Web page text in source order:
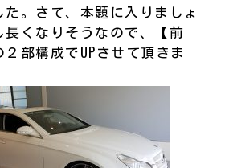
。さて、本題に入りましょ
くなりそうなので、【前
部構成でUPさせて頂きま